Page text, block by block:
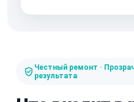
Честный ремонт ·
результата